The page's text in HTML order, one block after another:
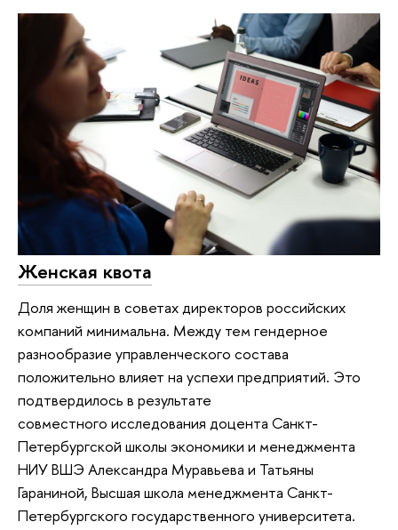
Женская квота
Доля женщин в советах директоров российских
компаний минимальна. Между тем гендерное
разнообразие управленческого состава
положительно влияет на успехи предприятий. Это
подтвердилось в результате
совместного исследования доцента Санкт-
Петербургской школы экономики и менеджмента
НИУ ВШЭ Александра Муравьева и Татьяны
Гараниной, Высшая школа менеджмента Санкт-
Петербургского государственного университета.